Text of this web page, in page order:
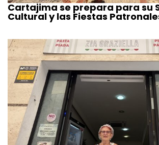
Cartajima se prepara para su
Cultural y las Fiestas